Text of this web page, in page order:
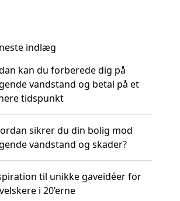
indlæg
kan du forberede dig på
vandstand og betal på et
tidspunkt
sikrer du din bolig mod
vandstand og skader?
til unikke gaveidéer for
i 20’erne